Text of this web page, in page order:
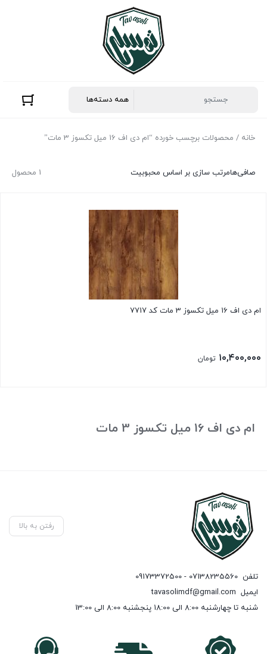
خانه / محصولات برچسب خورده “ام دی اف 16 میل تکسوز 3 مات”
1 محصول صافی‌هامرتب سازی بر اساس محبوبیت
ام دی اف 16 میل تکسوز 3 مات کد 7717
۱۰,۴۰۰,۰۰۰ تومان
ام دی اف 16 میل تکسوز 3 مات
رفتن به بالا
تلفن 07138235560 - 09173372500
ایمیل tavasolimdf@gmail.com
شنبه تا چهارشنبه 8:00 الی 18:00 پنجشنبه 8:00 الی 13:00